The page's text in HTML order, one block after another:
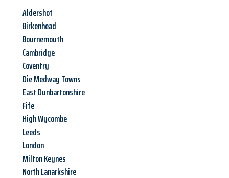
Aldershot
Birkenhead
Bournemouth
Cambridge
Coventry
Die Medway Towns
East Dunbartonshire
Fife
High Wycombe
Leeds
London
Milton Keynes
North Lanarkshire